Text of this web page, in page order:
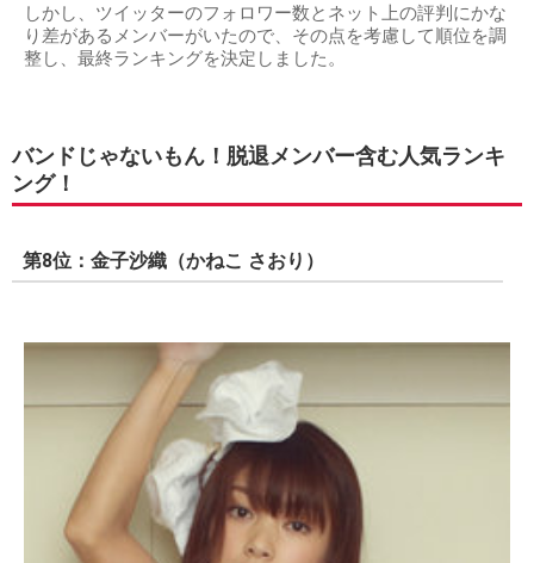
しかし、ツイッターのフォロワー数とネット上の評判にかな
り差があるメンバーがいたので、その点を考慮して順位を調
整し、最終ランキングを決定しました。
バンドじゃないもん！脱退メンバー含む人気ランキ
ング！
第8位：金子沙織（かねこ さおり）